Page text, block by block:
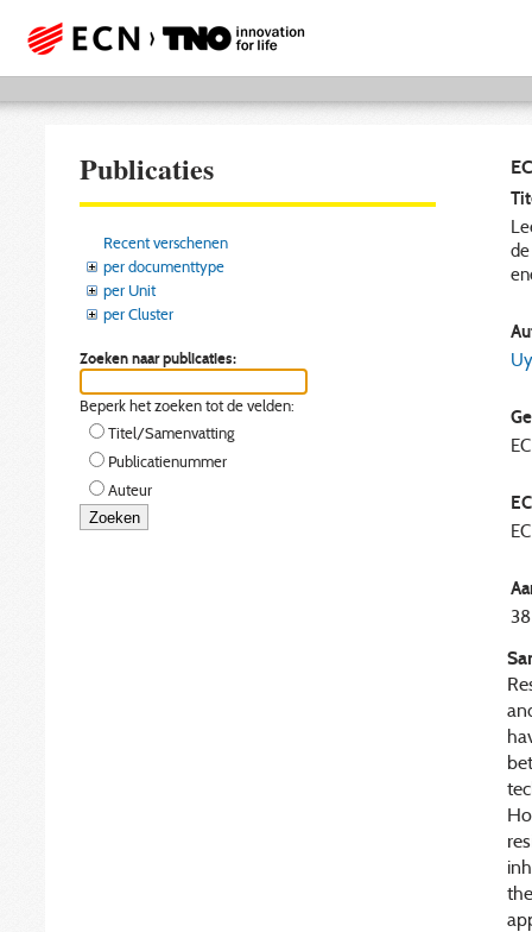
Publicaties
Recent verschenen
per documenttype
per Unit
per Cluster
Zoeken naar publicaties:
Beperk het zoeken tot de velden:
Titel/Samenvatting
Publicatienummer
Auteur
38